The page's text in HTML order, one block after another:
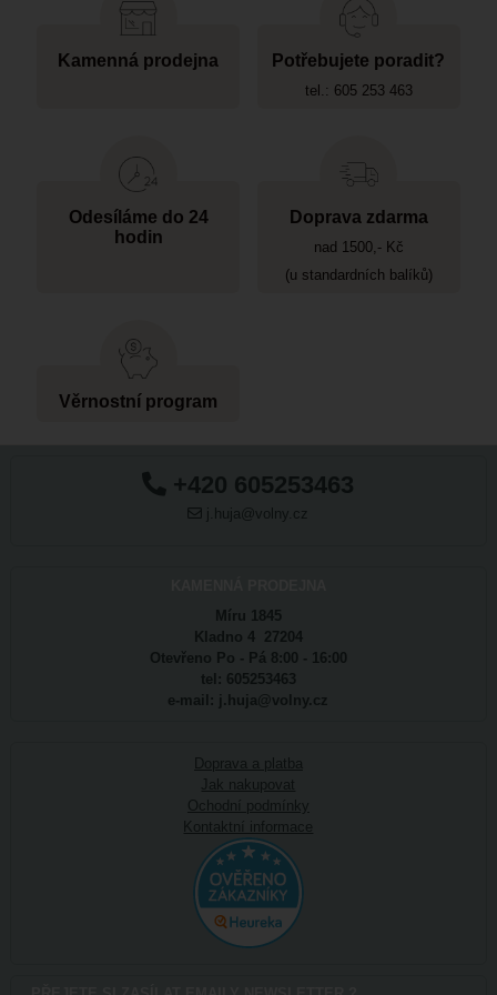
Kamenná prodejna Potřebujete poradit?
tel.: 605 253 463
Odesíláme do 24
hodin
Doprava zdarma
nad 1500,- Kč
(u standardních balíků)
Věrnostní program
+420 605253463
j.huja@volny.cz
Míru 1845
Kladno 4 27204
Otevřeno Po - Pá 8:00 - 16:00
tel: 605253463
e-mail: j.huja@volny.cz
Doprava a platba
Jak nakupovat
Ochodní podmínky
Kontaktní informace